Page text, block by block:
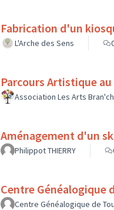
Fabrication d'un
L'Arche des Sens
Parcours Artistique
Association Les Arts
Aménagement d'un
Philippot THIERRY
Centre Généalogique
Centre Généalogique de